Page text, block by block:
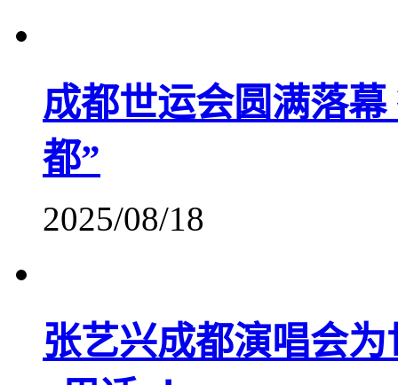
成都世运会圆满落
都”
2025/08/18
张艺兴成都演唱会